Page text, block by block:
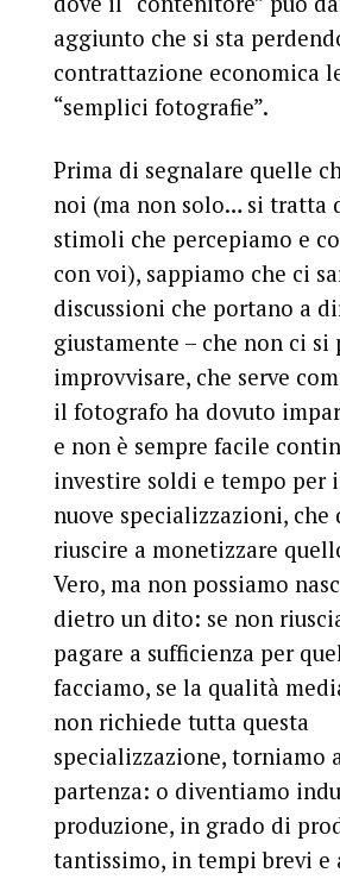
aggiunto che si sta
contrattazione economica
“semplici fotografie”.
Prima di segnalare quelle
noi (ma non solo… si tratta
stimoli che percepiamo e
con voi), sappiamo che ci
discussioni che portano a
giustamente – che non ci si
improvvisare, che serve
il fotografo ha dovuto
e non è sempre facile
investire soldi e tempo per
nuove specializzazioni, che
riuscire a monetizzare
Vero, ma non possiamo
dietro un dito: se non
pagare a sufficienza per
facciamo, se la qualità
non richiede tutta questa
specializzazione, torniamo
partenza: o diventiamo
produzione, in grado di
tantissimo, in tempi brevi e